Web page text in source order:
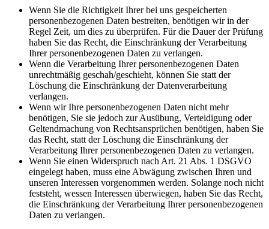
Wenn Sie die Richtigkeit Ihrer bei uns gespeicherten
personenbezogenen Daten bestreiten, benötigen wir in der
Regel Zeit, um dies zu überprüfen. Für die Dauer der Prüfung
haben Sie das Recht, die Einschränkung der Verarbeitung
Ihrer personenbezogenen Daten zu verlangen.
Wenn die Verarbeitung Ihrer personenbezogenen Daten
unrechtmäßig geschah/geschieht, können Sie statt der
Löschung die Einschränkung der Datenverarbeitung
verlangen.
Wenn wir Ihre personenbezogenen Daten nicht mehr
benötigen, Sie sie jedoch zur Ausübung, Verteidigung oder
Geltendmachung von Rechtsansprüchen benötigen, haben Sie
das Recht, statt der Löschung die Einschränkung der
Verarbeitung Ihrer personenbezogenen Daten zu verlangen.
Wenn Sie einen Widerspruch nach Art. 21 Abs. 1 DSGVO
eingelegt haben, muss eine Abwägung zwischen Ihren und
unseren Interessen vorgenommen werden. Solange noch nicht
feststeht, wessen Interessen überwiegen, haben Sie das Recht,
die Einschränkung der Verarbeitung Ihrer personenbezogenen
Daten zu verlangen.